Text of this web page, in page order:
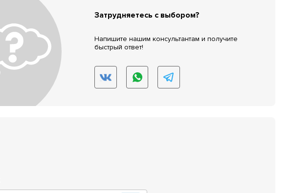
Затрудняетесь с выбором?
Напишите нашим консультантам и получите
быстрый ответ!